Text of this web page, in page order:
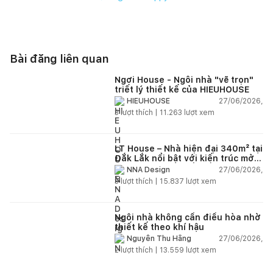
Bài đăng liên quan
Ngơi House - Ngôi nhà "vẽ trọn"
triết lý thiết kế của HIEUHOUSE
HIEUHOUSE
27/06/2026,
3lượt thích | 11.263 lượt xem
LT House – Nhà hiện đại 340m² tại
Đắk Lắk nổi bật với kiến trúc mở
và hệ sân vườn kết nối thiên
nhiên
NNA Design
27/06/2026,
3lượt thích | 15.837 lượt xem
Ngôi nhà không cần điều hòa nhờ
thiết kế theo khí hậu
Nguyễn Thu Hằng
27/06/2026,
2lượt thích | 13.559 lượt xem